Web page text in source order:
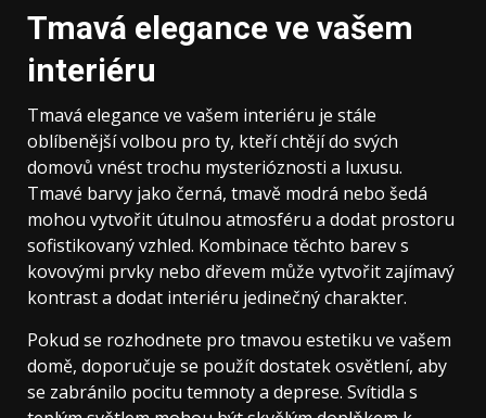
Tmavá elegance ve vašem
interiéru
Tmavá elegance ve vašem interiéru je stále
oblíbenější volbou pro ty, kteří chtějí do svých
domovů vnést trochu mysterióznosti a luxusu.
Tmavé barvy jako černá, tmavě modrá nebo šedá
mohou vytvořit útulnou atmosféru a dodat prostoru
sofistikovaný vzhled. Kombinace těchto barev s
kovovými prvky nebo dřevem může vytvořit zajímavý
kontrast a dodat interiéru jedinečný charakter.
Pokud se rozhodnete pro tmavou estetiku ve vašem
domě, doporučuje se použít dostatek osvětlení, aby
se zabránilo pocitu temnoty a deprese. Svítidla s